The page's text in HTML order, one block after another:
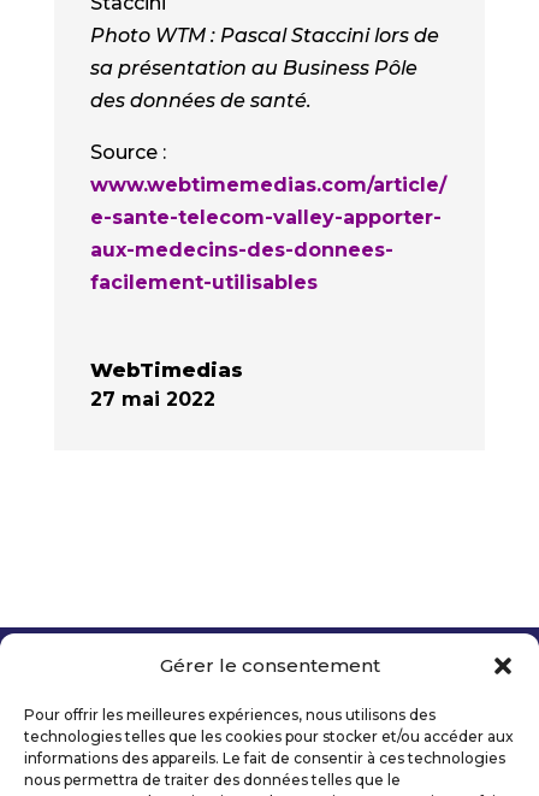
Gérer le consentement
Pour offrir les meilleures expériences, nous utilisons des
technologies telles que les cookies pour stocker et/ou accéder aux
informations des appareils. Le fait de consentir à ces technologies
nous permettra de traiter des données telles que le
Photo WTM : Pascal Staccini lors de
sa présentation au Business Pôle
des données de santé.
Source :
www.webtimemedias.com/article/
e-sante-telecom-valley-apporter-
aux-medecins-des-donnees-
facilement-utilisables
WebTimedias
27 mai 2022
Mentions légales
Politique de confidentialité
Déclaration d’accessibilité numérique